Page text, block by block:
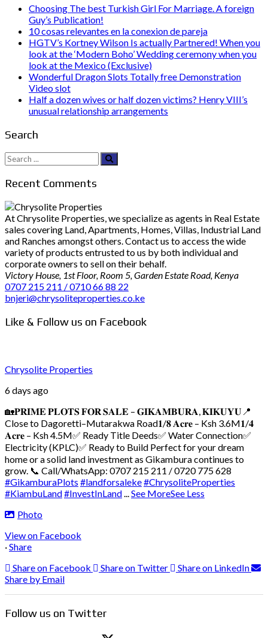
Choosing The best Turkish Girl For Marriage. A foreign
Guy’s Publication!
10 cosas relevantes en la conexion de pareja
HGTV’s Kortney Wilson Is actually Partnered! When you
look at the ‘Modern Boho’ Wedding ceremony when you
look at the Mexico (Exclusive)
Wonderful Dragon Slots Totally free Demonstration
Video slot
Half a dozen wives or half dozen victims? Henry VIII’s
unusual relationship arrangements
Search
Search
for:
Recent Comments
At Chrysolite Properties, we specialize as agents in Real Estate
sales covering Land, Apartments, Homes, Villas, Industrial Land
and Ranches amongst others. Contact us to access the wide
variety of products entrusted to us by both individual and
corporate owners to sell on their behalf.
Victory House, 1st Floor, Room 5, Garden Estate Road, Kenya
0707 215 211 / 0710 66 88 22
bnjeri@chrysoliteproperties.co.ke
Like & Follow us on Facebook
Chrysolite Properties
6 days ago
🏡𝐏𝐑𝐈𝐌𝐄 𝐏𝐋𝐎𝐓𝐒 𝐅𝐎𝐑 𝐒𝐀𝐋𝐄 – 𝐆𝐈𝐊𝐀𝐌𝐁𝐔𝐑𝐀, 𝐊𝐈𝐊𝐔𝐘𝐔 📍
Close to Dagoretti–Mutarakwa Road𝟏/𝟖 𝐀𝐜𝐫𝐞 – Ksh 3.6M𝟏/𝟒
𝐀𝐜𝐫𝐞 – Ksh 4.5M✅ Ready Title Deeds✅ Water Connection✅
Electricity (KPLC)✅ Ready to Build Perfect for your dream
home or a solid land investment as Gikambura continues to
grow. 📞 Call/WhatsApp: 0707 215 211 / 0720 775 628
#GikamburaPlots #landforsaleke#ChrysoliteProperties
#KiambuLand#InvestInLand...See MoreSee Less
Photo
View on Facebook
·Share
Share on Facebook
Share on Twitter
Share on LinkedIn
Share by Email
Follow us on Twitter